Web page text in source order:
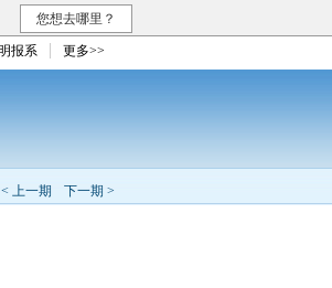
您想去哪里？
报系 更多>>
< 上一期 下一期 >